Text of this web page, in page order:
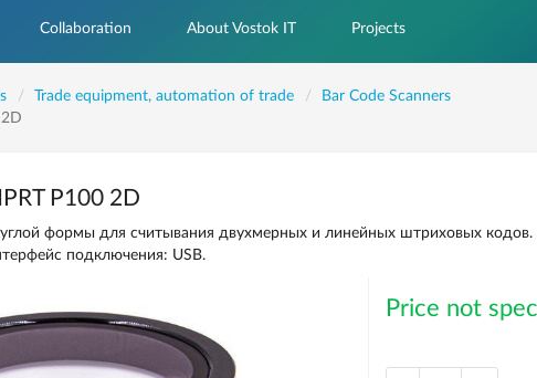
Collaboration About Vostok IT Projects
Trade equipment, automation of trade
Bar Code Scanners
P100 2D
формы для считывания двухмерных и линейных штриховых кодов.
подключения: USB.
Price not